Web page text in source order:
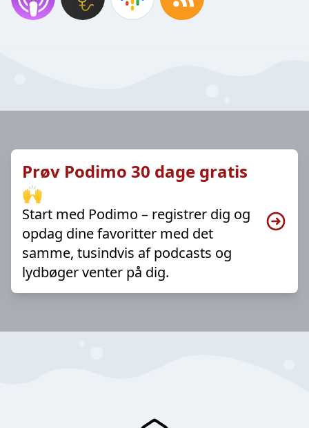
Prøv Podimo 30 dage gratis
🙌
Start med Podimo – registrer dig og
opdag dine favoritter med det
samme, tusindvis af podcasts og
lydbøger venter på dig.